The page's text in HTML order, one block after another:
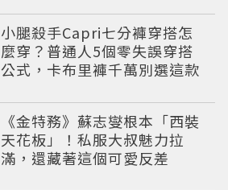
小腿殺手Capri七分褲穿搭怎
麼穿？普通人5個零失誤穿搭
公式，卡布里褲千萬別選這款
《金特務》蘇志燮根本「西裝
天花板」！私服大叔魅力拉
滿，還藏著這個可愛反差